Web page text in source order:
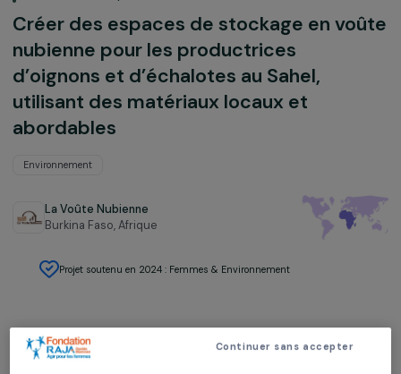
Action des femmes pour l’environnement
Créer des espaces de stockage en
nubienne pour les productrices
d’oignons et d’échalotes au Sahel,
utilisant des matériaux locaux et
abordables
Projet soutenu en 2024 : Femmes & Environnement